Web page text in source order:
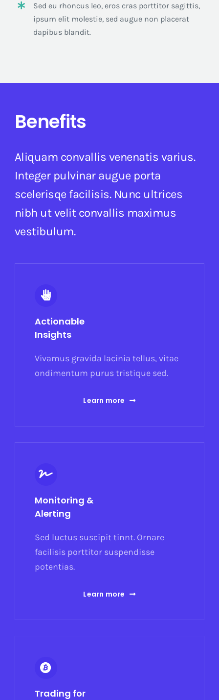
Sed eu rhoncus leo, eros cras porttitor sagittis,
ipsum elit molestie, sed augue non placerat
dapibus blandit.
Benefits
Aliquam convallis venenatis varius.
Integer pulvinar augue porta
scelerisqe facilisis. Nunc ultrices
nibh ut velit convallis maximus
vestibulum.
Actionable
Insights
Vivamus gravida lacinia tellus, vitae
ondimentum purus tristique sed.
Learn more
Monitoring &
Alerting
Sed luctus suscipit tinnt. Ornare
facilisis porttitor suspendisse
potentias.
Learn more
Trading for